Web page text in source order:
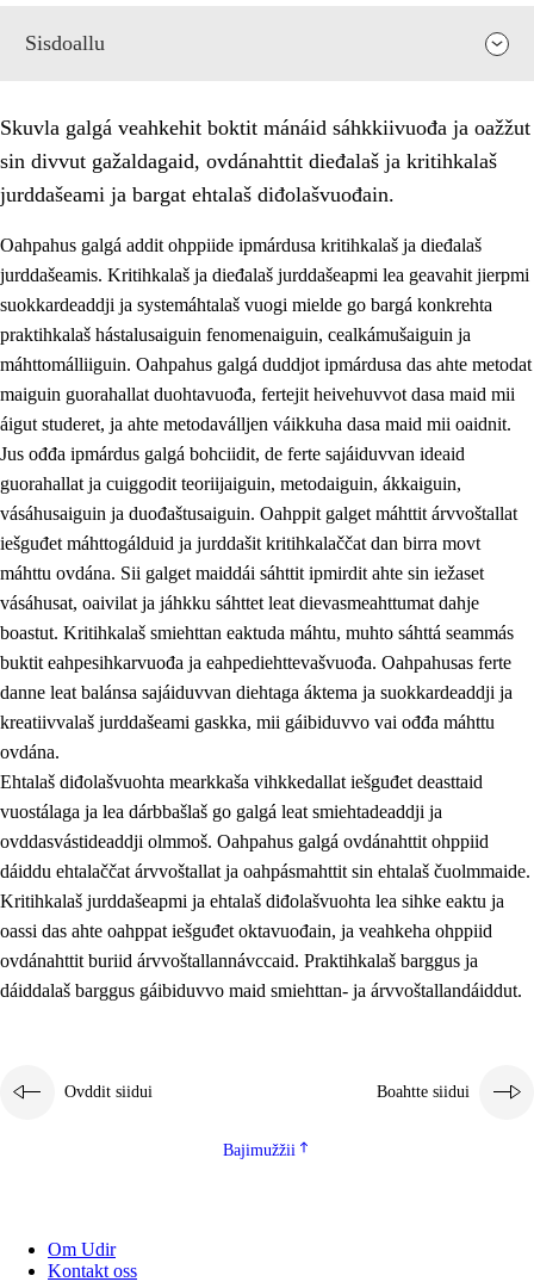
Sisdoallu
1. Oahpahusa árvovuođđu
1.1 Olmmošárvu
1.2 Identitehta ja kultuvrralaš girjáivuohta
1.3 Kritihkalaš jurddašeapmi ja ehtalaš diđolašvuohta
1.4 Hutkanillu, beroštupmi ja suokkardanhuovva
1.5 Luondduákten ja birasdiđolašvuohta
1.6 Demokratiija ja mielváikkuheapmi
Skuvla galgá veahkehit boktit mánáid sáhkkiivuođa ja oažžut
sin divvut gažaldagaid, ovdánahttit dieđalaš ja kritihkalaš
jurddašeami ja bargat ehtalaš diđolašvuođain.
Oahpahus galgá addit ohppiide ipmárdusa kritihkalaš ja dieđalaš
jurddašeamis. Kritihkalaš ja dieđalaš jurddašeapmi lea geavahit jierpmi
suokkardeaddji ja systemáhtalaš vuogi mielde go bargá konkrehta
praktihkalaš hástalusaiguin fenomenaiguin, cealkámušaiguin ja
máhttomálliiguin. Oahpahus galgá duddjot ipmárdusa das ahte metodat
maiguin guorahallat duohtavuođa, fertejit heivehuvvot dasa maid mii
áigut studeret, ja ahte metodaválljen váikkuha dasa maid mii oaidnit.
Jus ođđa ipmárdus galgá bohciidit, de ferte sajáiduvvan ideaid
guorahallat ja cuiggodit teoriijaiguin, metodaiguin, ákkaiguin,
vásáhusaiguin ja duođaštusaiguin. Oahppit galget máhttit árvvoštallat
iešguđet máhttogálduid ja jurddašit kritihkalaččat dan birra movt
máhttu ovdána. Sii galget maiddái sáhttit ipmirdit ahte sin iežaset
vásáhusat, oaivilat ja jáhkku sáhttet leat dievasmeahttumat dahje
boastut. Kritihkalaš smiehttan eaktuda máhtu, muhto sáhttá seammás
buktit eahpesihkarvuođa ja eahpediehttevašvuođa. Oahpahusas ferte
danne leat balánsa sajáiduvvan diehtaga áktema ja suokkardeaddji ja
kreatiivvalaš jurddašeami gaskka, mii gáibiduvvo vai ođđa máhttu
ovdána.
Ehtalaš diđolašvuohta mearkkaša vihkkedallat iešguđet deasttaid
vuostálaga ja lea dárbbašlaš go galgá leat smiehtadeaddji ja
ovddasvástideaddji olmmoš. Oahpahus galgá ovdánahttit ohppiid
dáiddu ehtalaččat árvvoštallat ja oahpásmahttit sin ehtalaš čuolmmaide.
Kritihkalaš jurddašeapmi ja ehtalaš diđolašvuohta lea sihke eaktu ja
oassi das ahte oahppat iešguđet oktavuođain, ja veahkeha ohppiid
ovdánahttit buriid árvvoštallannávccaid. Praktihkalaš barggus ja
dáiddalaš barggus gáibiduvvo maid smiehttan- ja árvvoštallandáiddut.
Ovddit siidui Boahtte siidui
Bajimužžii
Om Udir
Kontakt oss